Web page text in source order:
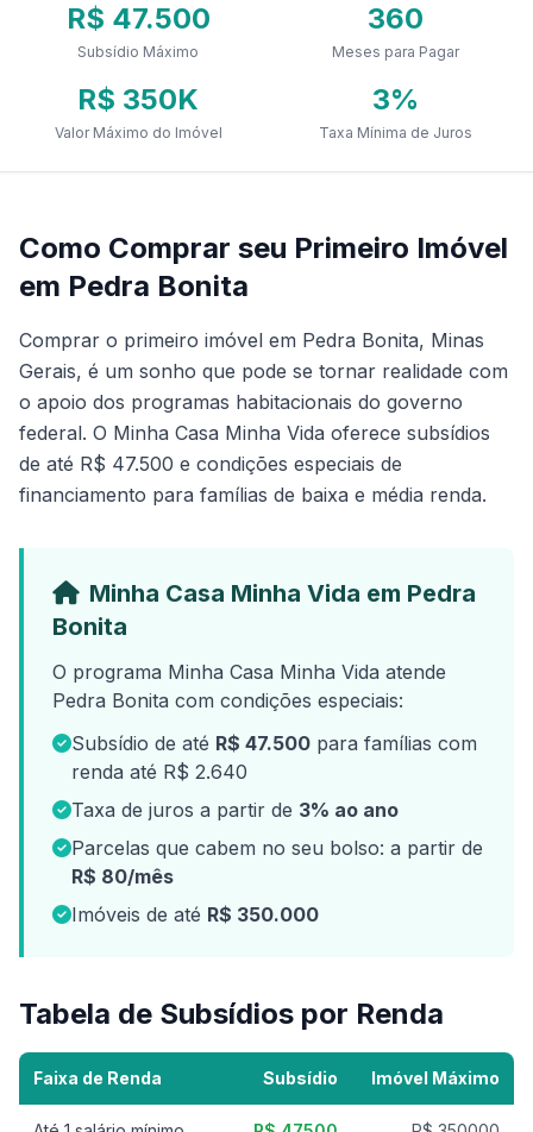
R$ 47.500
Subsídio Máximo
360
Meses para Pagar
R$ 350K
Valor Máximo do Imóvel
3%
Taxa Mínima de Juros
Como Comprar seu Primeiro Imóvel
em Pedra Bonita
Comprar o primeiro imóvel em Pedra Bonita, Minas
Gerais, é um sonho que pode se tornar realidade com
o apoio dos programas habitacionais do governo
federal. O Minha Casa Minha Vida oferece subsídios
de até R$ 47.500 e condições especiais de
financiamento para famílias de baixa e média renda.
Minha Casa Minha Vida em Pedra
Bonita
O programa Minha Casa Minha Vida atende
Pedra Bonita com condições especiais:
Subsídio de até R$ 47.500 para famílias com
renda até R$ 2.640
Taxa de juros a partir de 3% ao ano
Parcelas que cabem no seu bolso: a partir de
R$ 80/mês
Imóveis de até R$ 350.000
Tabela de Subsídios por Renda
Faixa de Renda Subsídio Imóvel Máximo